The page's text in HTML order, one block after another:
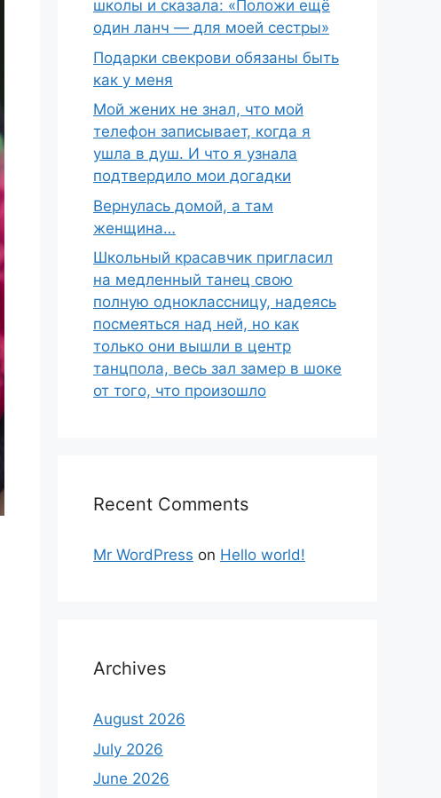
школы и сказала: «Положи ещё
один ланч — для моей сестры»
Подарки свекрови обязаны быть
как у меня
Мой жених не знал, что мой
телефон записывает, когда я
ушла в душ. И что я узнала
подтвердило мои догадки
Вернулась домой, а там
женщина…
Школьный красавчик пригласил
на медленный танец свою
полную одноклассницу, надеясь
посмеяться над ней, но как
только они вышли в центр
танцпола, весь зал замер в шоке
от того, что произошло
Recent Comments
Mr WordPress on Hello world!
Archives
August 2026
July 2026
June 2026